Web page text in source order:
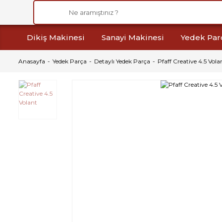
Dikiş Makinesi Sanayi Makinesi Yedek
Anasayfa Yedek Parça Detaylı Yedek Parça Pfaff Creative 4.5